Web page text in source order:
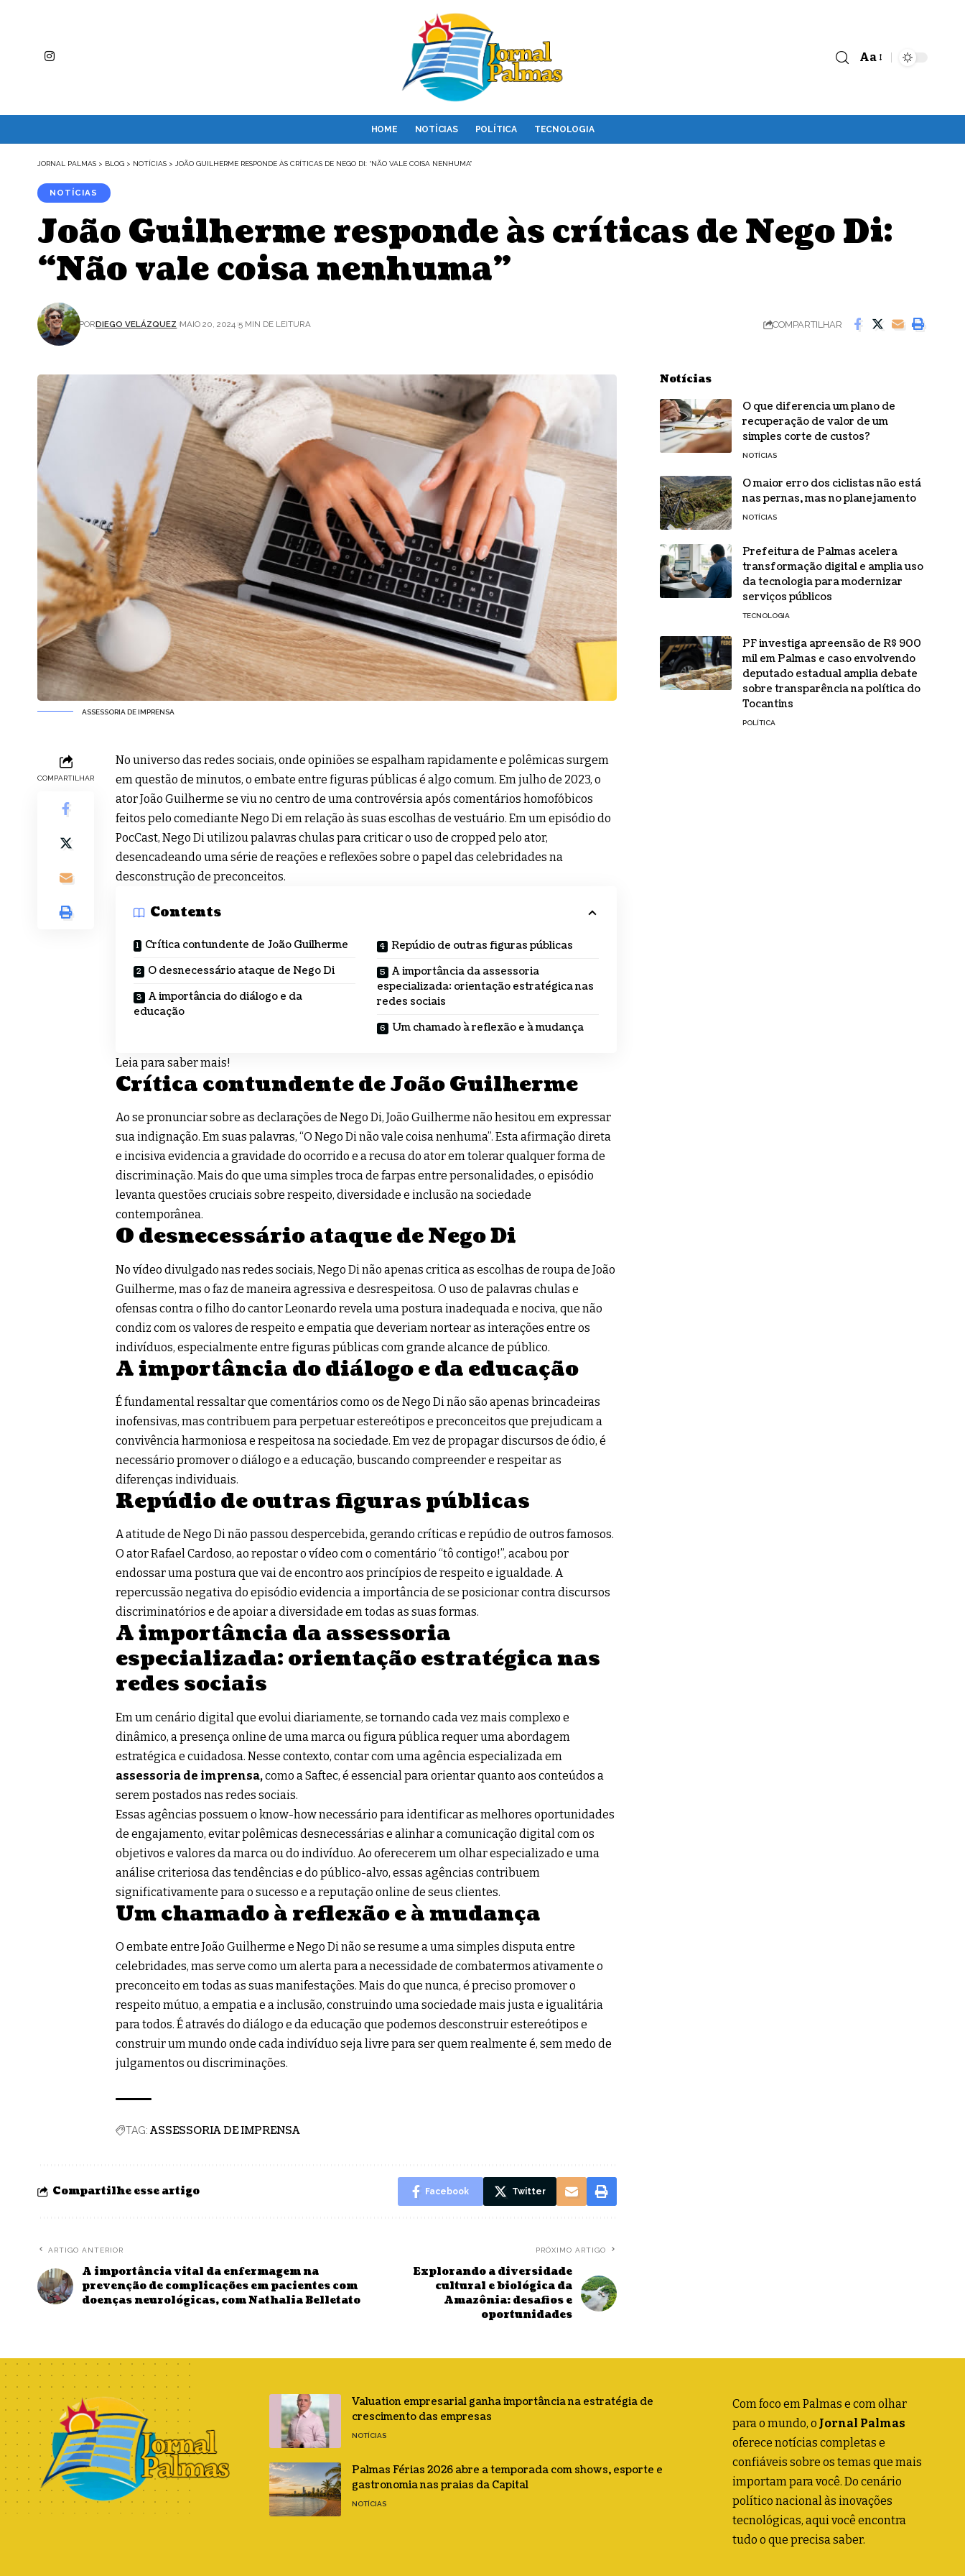
Aa
HOME NOTÍCIAS POLÍTICA TECNOLOGIA
JORNAL PALMAS > BLOG > NOTÍCIAS > JOÃO GUILHERME RESPONDE ÀS CRÍTICAS DE NEGO DI: “NÃO VALE COISA NENHUMA”
NOTÍCIAS
João Guilherme responde às críticas de Nego Di:
“Não vale coisa nenhuma”
PORDIEGO VELÁZQUEZ MAIO 20, 2024 5 MIN DE LEITURA COMPARTILHAR
ASSESSORIA DE IMPRENSA
COMPARTILHAR
No universo das redes sociais, onde opiniões se espalham rapidamente e polêmicas surgem
em questão de minutos, o embate entre figuras públicas é algo comum. Em julho de 2023, o
ator João Guilherme se viu no centro de uma controvérsia após comentários homofóbicos
feitos pelo comediante Nego Di em relação às suas escolhas de vestuário. Em um episódio do
PocCast, Nego Di utilizou palavras chulas para criticar o uso de cropped pelo ator,
desencadeando uma série de reações e reflexões sobre o papel das celebridades na
desconstrução de preconceitos.
Contents
Crítica contundente de João Guilherme
O desnecessário ataque de Nego Di
A importância do diálogo e da
educação
Repúdio de outras figuras públicas
A importância da assessoria
especializada: orientação estratégica nas
redes sociais
Um chamado à reflexão e à mudança
Leia para saber mais!
Crítica contundente de João Guilherme
Ao se pronunciar sobre as declarações de Nego Di, João Guilherme não hesitou em expressar
sua indignação. Em suas palavras, “O Nego Di não vale coisa nenhuma”. Esta afirmação direta
e incisiva evidencia a gravidade do ocorrido e a recusa do ator em tolerar qualquer forma de
discriminação. Mais do que uma simples troca de farpas entre personalidades, o episódio
levanta questões cruciais sobre respeito, diversidade e inclusão na sociedade
contemporânea.
O desnecessário ataque de Nego Di
No vídeo divulgado nas redes sociais, Nego Di não apenas critica as escolhas de roupa de João
Guilherme, mas o faz de maneira agressiva e desrespeitosa. O uso de palavras chulas e
ofensas contra o filho do cantor Leonardo revela uma postura inadequada e nociva, que não
condiz com os valores de respeito e empatia que deveriam nortear as interações entre os
indivíduos, especialmente entre figuras públicas com grande alcance de público.
A importância do diálogo e da educação
É fundamental ressaltar que comentários como os de Nego Di não são apenas brincadeiras
inofensivas, mas contribuem para perpetuar estereótipos e preconceitos que prejudicam a
convivência harmoniosa e respeitosa na sociedade. Em vez de propagar discursos de ódio, é
necessário promover o diálogo e a educação, buscando compreender e respeitar as
diferenças individuais.
Repúdio de outras figuras públicas
A atitude de Nego Di não passou despercebida, gerando críticas e repúdio de outros famosos.
O ator Rafael Cardoso, ao repostar o vídeo com o comentário “tô contigo!”, acabou por
endossar uma postura que vai de encontro aos princípios de respeito e igualdade. A
repercussão negativa do episódio evidencia a importância de se posicionar contra discursos
discriminatórios e de apoiar a diversidade em todas as suas formas.
A importância da assessoria
especializada: orientação estratégica nas
redes sociais
Em um cenário digital que evolui diariamente, se tornando cada vez mais complexo e
dinâmico, a presença online de uma marca ou figura pública requer uma abordagem
estratégica e cuidadosa. Nesse contexto, contar com uma agência especializada em
assessoria de imprensa, como a Saftec, é essencial para orientar quanto aos conteúdos a
serem postados nas redes sociais.
Essas agências possuem o know-how necessário para identificar as melhores oportunidades
de engajamento, evitar polêmicas desnecessárias e alinhar a comunicação digital com os
objetivos e valores da marca ou do indivíduo. Ao oferecerem um olhar especializado e uma
análise criteriosa das tendências e do público-alvo, essas agências contribuem
significativamente para o sucesso e a reputação online de seus clientes.
Um chamado à reflexão e à mudança
O embate entre João Guilherme e Nego Di não se resume a uma simples disputa entre
celebridades, mas serve como um alerta para a necessidade de combatermos ativamente o
preconceito em todas as suas manifestações. Mais do que nunca, é preciso promover o
respeito mútuo, a empatia e a inclusão, construindo uma sociedade mais justa e igualitária
para todos. É através do diálogo e da educação que podemos desconstruir estereótipos e
construir um mundo onde cada indivíduo seja livre para ser quem realmente é, sem medo de
julgamentos ou discriminações.
TAG: ASSESSORIA DE IMPRENSA
Compartilhe esse artigo Facebook Twitter
ARTIGO ANTERIOR
A importância vital da enfermagem na
prevenção de complicações em pacientes com
doenças neurológicas, com Nathalia Belletato
PRÓXIMO ARTIGO
Explorando a diversidade
cultural e biológica da
Amazônia: desafios e
oportunidades
Notícias
O que diferencia um plano de
recuperação de valor de um
simples corte de custos?
NOTÍCIAS
O maior erro dos ciclistas não está
nas pernas, mas no planejamento
NOTÍCIAS
Prefeitura de Palmas acelera
transformação digital e amplia uso
da tecnologia para modernizar
serviços públicos
TECNOLOGIA
PF investiga apreensão de R$ 900
mil em Palmas e caso envolvendo
deputado estadual amplia debate
sobre transparência na política do
Tocantins
POLÍTICA
Valuation empresarial ganha importância na estratégia de
crescimento das empresas
NOTÍCIAS
Palmas Férias 2026 abre a temporada com shows, esporte e
gastronomia nas praias da Capital
NOTÍCIAS
Com foco em Palmas e com olhar
para o mundo, o Jornal Palmas
oferece notícias completas e
confiáveis sobre os temas que mais
importam para você. Do cenário
político nacional às inovações
tecnológicas, aqui você encontra
tudo o que precisa saber.